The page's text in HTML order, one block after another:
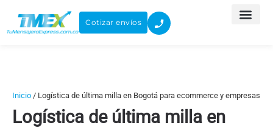
Cotizar envíos
Inicio / Logística de última milla en Bogotá para ecommerce y empresas
Logística de última milla en